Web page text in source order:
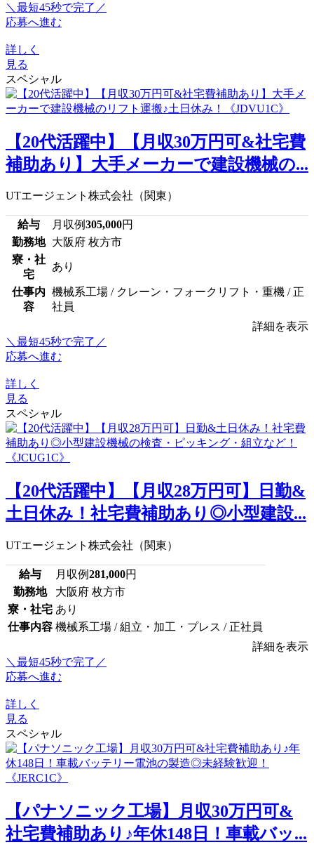
＼最短45秒で完了／
応募へ進む
詳しく
見る
スペシャル
【20代活躍中】【月収30万円可&社宅費
補助あり】大手メーカーで建設機械の...
UTエージェント株式会社（関東）
給与 月収例305,000円
勤務地
大阪府 枚方市
寮・社
宅
あり
仕事内
容
機械系工場 / クレーン・フォークリフト・重機 / 正
社員
詳細を表示
＼最短45秒で完了／
応募へ進む
詳しく
見る
スペシャル
【20代活躍中】【月収28万円可】日勤&
土日休み！社宅費補助あり◎小型建設...
UTエージェント株式会社（関東）
給与 月収例281,000円
勤務地
大阪府 枚方市
寮・社宅 あり
仕事内容 機械系工場 / 組立・加工・プレス / 正社員
詳細を表示
＼最短45秒で完了／
応募へ進む
詳しく
見る
スペシャル
【パナソニック工場】月収30万円可&
社宅費補助あり♪年休148日！車載バッ...